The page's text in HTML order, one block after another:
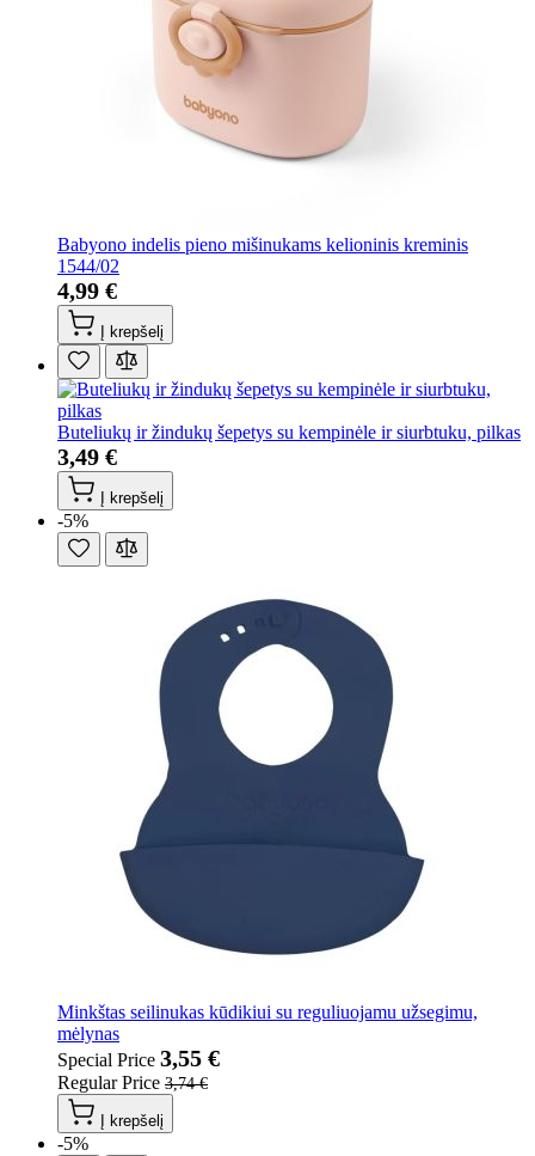
Babyono indelis pieno mišinukams kelioninis kreminis
1544/02
4,99 €
Į krepšelį
Buteliukų ir žindukų šepetys su kempinėle ir siurbtuku, pilkas
3,49 €
Į krepšelį
-5%
Minkštas seilinukas kūdikiui su reguliuojamu užsegimu,
mėlynas
Special Price 3,55 €
Regular Price 3,74 €
Į krepšelį
-5%